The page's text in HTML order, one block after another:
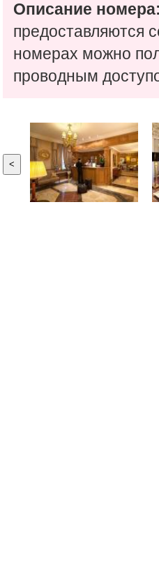
Описание
предоставляются
номерах можно
проводным
<